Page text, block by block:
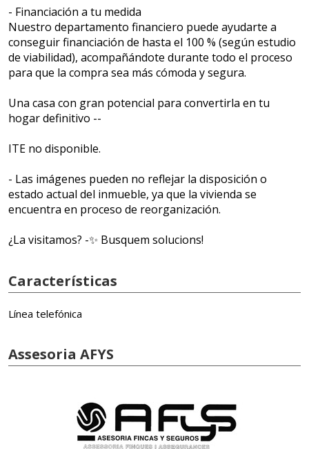
- Financiación a tu medida
Nuestro departamento financiero puede ayudarte a
conseguir financiación de hasta el 100 % (según estudio
de viabilidad), acompañándote durante todo el proceso
para que la compra sea más cómoda y segura.
Una casa con gran potencial para convertirla en tu
hogar definitivo --
ITE no disponible.
- Las imágenes pueden no reflejar la disposición o
estado actual del inmueble, ya que la vivienda se
encuentra en proceso de reorganización.
¿La visitamos? -✨ Busquem solucions!
Características
Línea telefónica
Assesoria AFYS